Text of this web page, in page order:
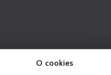
O cookies